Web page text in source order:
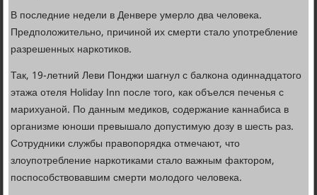
В последние недели в Денвере умерло два человека.
Предположительно, причиной их смерти стало употребление
разрешенных наркотиков.
Так, 19-летний Леви Понджи шагнул с балкона одиннадцатого
этажа отеля Holiday Inn после того, как объелся печенья с
марихуаной. По данным медиков, содержание каннабиса в
организме юноши превышало допустимую дозу в шесть раз.
Сотрудники службы правопорядка отмечают, что
злоупотребление наркотиками стало важным фактором,
поспособствовавшим смерти молодого человека.